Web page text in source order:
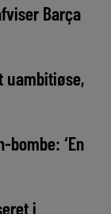
Barça
uambitiøse,
bombe: ‘En
i